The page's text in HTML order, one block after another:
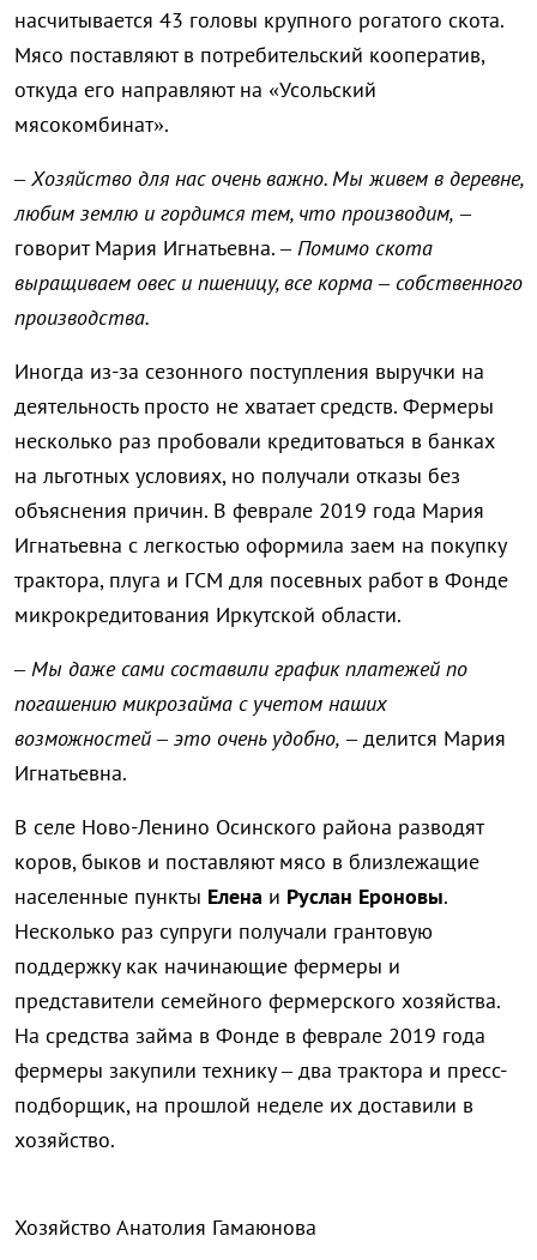
насчитывается 43 головы крупного рогатого скота.
Мясо поставляют в потребительский кооператив,
откуда его направляют на «Усольский
мясокомбинат».
– Хозяйство для нас очень важно. Мы живем в деревне,
любим землю и гордимся тем, что производим, –
говорит Мария Игнатьевна. –Помимо скота
выращиваем овес и пшеницу, все корма – собственного
производства.
Иногда из-за сезонного поступления выручки на
деятельность просто не хватает средств. Фермеры
несколько раз пробовали кредитоваться в банках
на льготных условиях, но получали отказы без
объяснения причин. В феврале 2019 года Мария
Игнатьевна с легкостью оформила заем на покупку
трактора, плуга и ГСМ для посевных работ в Фонде
микрокредитования Иркутской области.
– Мы даже сами составили график платежей по
погашению микрозайма с учетом наших
возможностей – это очень удобно, – делится Мария
Игнатьевна.
В селе Ново-Ленино Осинского района разводят
коров, быков и поставляют мясо в близлежащие
населенные пункты Елена и Руслан Ероновы.
Несколько раз супруги получали грантовую
поддержку как начинающие фермеры и
представители семейного фермерского хозяйства.
На средства займа в Фонде в феврале 2019 года
фермеры закупили технику – два трактора и пресс-
подборщик, на прошлой неделе их доставили в
хозяйство.
Хозяйство Анатолия Гамаюнова